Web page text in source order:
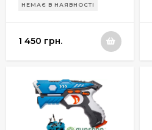
BB8803G (2 пистолета
НЕМАЄ В НАЯВНОСТІ
1 450 грн.